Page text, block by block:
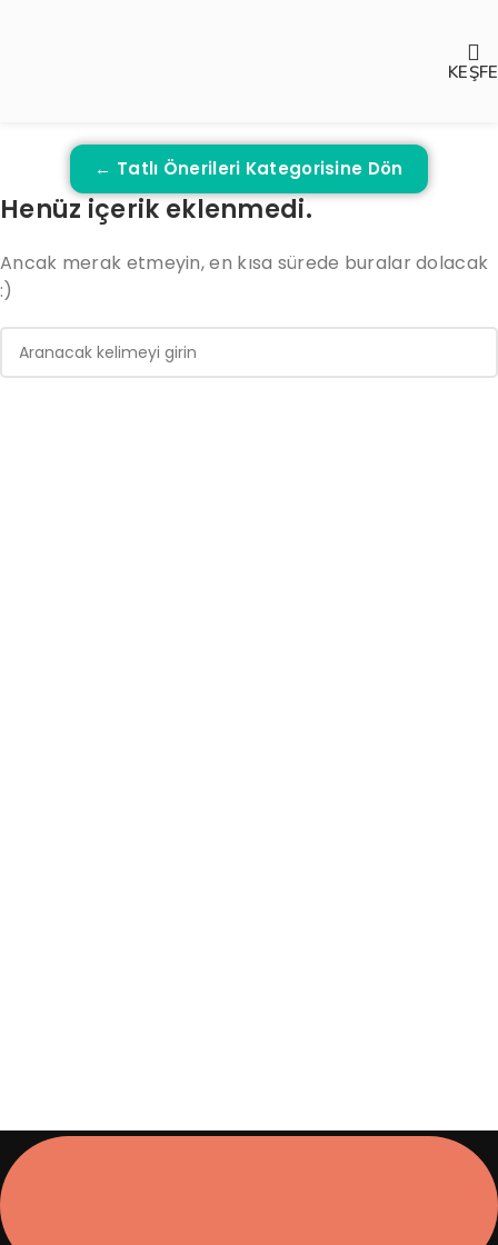
← Tatlı Önerileri Kategorisine Dön
Henüz içerik eklenmedi.
Ancak merak etmeyin, en kısa sürede buralar dolacak
:)